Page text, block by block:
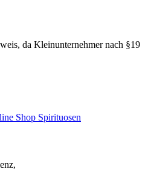
da Kleinunternehmer nach §19